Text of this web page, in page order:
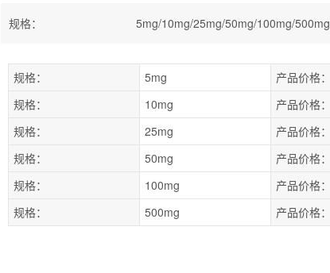
规格： 5mg/10mg/25mg/50mg/100mg/500mg
规格： 5mg 产品价格：
规格：
10mg 产品价格：
规格：
25mg 产品价格：
规格：
50mg 产品价格：
规格：
100mg 产品价格：
规格：
500mg 产品价格：